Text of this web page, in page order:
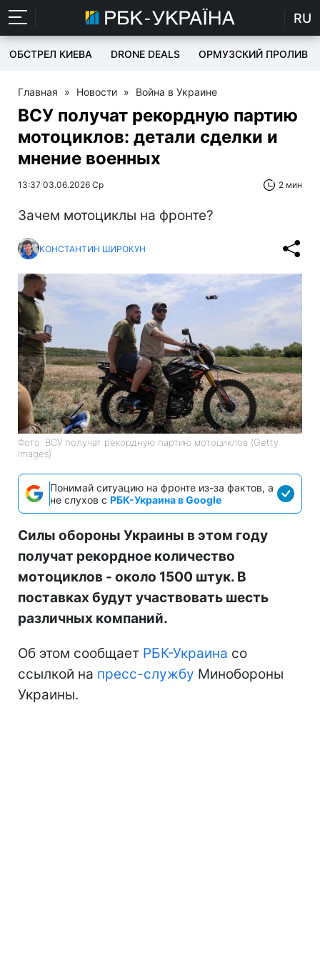
RU
ОБСТРЕЛ КИЕВА DRONE DEALS ОРМУЗСКИЙ ПРОЛИВ
Главная » Новости » Война в Украине
ВСУ получат рекордную партию
мотоциклов: детали сделки и
мнение военных
13:37 03.06.2026 Ср 2 мин
Зачем мотоциклы на фронте?
КОНСТАНТИН ШИРОКУН
Фото: ВСУ получат рекордную партию мотоциклов (Getty
Images)
Понимай ситуацию на фронте из-за фактов, а
не слухов с РБК-Украина в Google
Силы обороны Украины в этом году
получат рекордное количество
мотоциклов - около 1500 штук. В
поставках будут участвовать шесть
различных компаний.
Об этом сообщает РБК-Украина со
ссылкой на пресс-службу Минобороны
Украины.